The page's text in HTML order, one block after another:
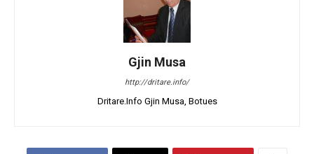
Gjin Musa
http://dritare.info/
Dritare.Info Gjin Musa, Botues